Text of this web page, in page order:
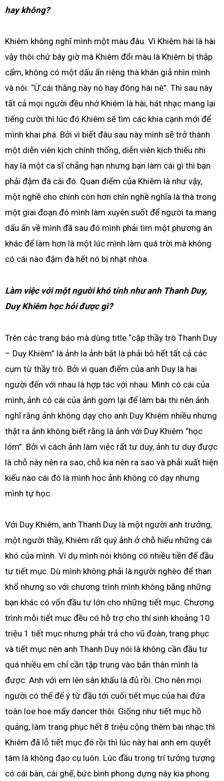
hay không?
Khiêm không nghĩ mình một màu đâu. Vì Khiêm hài là hài
vậy thôi chứ bây giờ mà Khiêm đổi màu là Khiêm bị thập
cẩm, không có một dấu ấn riêng thà khán giả nhìn mình
và nói: “Ừ cái thằng này nó hay đóng hài nè”. Thì sau này
tất cả mọi người đều nhớ Khiêm là hài, hát nhạc mang lại
tiếng cười thì lúc đó Khiêm sẽ tìm các khía cạnh mới để
mình khai phá. Bởi vì biết đâu sau này mình sẽ trở thành
một diễn viên kịch chính thống, diễn viên kịch thiếu nhi
hay là một ca sĩ chẳng hạn nhưng bạn làm cái gì thì bạn
phải đậm đà cái đó. Quan điểm của Khiêm là như vậy,
một nghề cho chính còn hơn chín nghề nghĩa là thà trong
một giai đoạn đó mình làm xuyên suốt để người ta mang
dấu ấn về mình đã sau đó mình phải tìm một phương án
khác để làm hơn là một lúc mình làm quá trời mà không
có cái nào đậm đà hết nó bị nhạt nhòa.
Làm việc với một người khó tính như anh Thanh Duy,
Duy Khiêm học hỏi được gì?
Trên các trang báo mà dùng title “cặp thầy trò Thanh Duy
– Duy Khiêm” là ảnh la ảnh bắt là phải bỏ hết tất cả các
cụm từ thầy trò. Bởi vì quan điểm của anh Duy là hai
người đến với nhau là hợp tác với nhau. Mình có cái của
mình, ảnh có cái của ảnh gom lại để làm bài thi nên ảnh
nghĩ rằng ảnh không dạy cho anh Duy Khiêm nhiều nhưng
thật ra ảnh không biết rằng là ảnh với Duy Khiêm “học
lóm”. Bởi vì cách ảnh làm việc rất tư duy, ảnh tư duy được
là chỗ này nên ra sao, chỗ kia nên ra sao và phải xuất hiện
kiểu nào cái đó là mình học ảnh không có dạy nhưng
mình tự học.
Với Duy Khiêm, anh Thanh Duy là một người anh trưởng,
một người thầy, Khiêm rất quý ảnh ở chỗ hiểu những cái
khó của mình. Ví dụ mình nói không có nhiều tiền để đầu
tư tiết mục. Dù mình không phải là người nghèo để than
khổ nhưng so với chương trình mình không bằng những
bạn khác có vốn đầu tư lớn cho những tiết mục. Chương
trình mỗi tiết mục đều có hỗ trợ cho thí sinh khoảng 10
triệu 1 tiết mục nhưng phải trả cho vũ đoàn, trang phục
và tiết mục nên anh Thanh Duy nói là không cần đầu tư
quá nhiều em chỉ cần tập trung vào bản thân mình là
được. Anh với em lên sân khấu là đủ rồi. Cho nên mọi
người có thể để ý từ đầu tới cuối tiết mục của hai đứa
toàn loe hoe mấy dancer thôi. Giống như tiết mục hồ
quảng, làm trang phục hết 8 triệu cộng thêm bài nhạc thì
Khiêm đã lỗ tiết mục đó rồi thì lúc này hai anh em quyết
tâm là không đạo cụ luôn. Lúc đầu trong trí tưởng tượng
có cái bàn, cái ghế, bức bình phong dựng này kia phong